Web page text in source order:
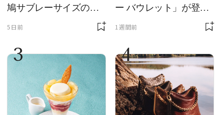
鳩サブレーサイズのポ
ーチ「はとっこ」を限
5日前
ー バウレット」が登
場！ デザイン性と収納
1週間前
3 4